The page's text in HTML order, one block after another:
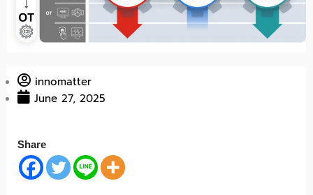
innomatter
June 27, 2025
Share